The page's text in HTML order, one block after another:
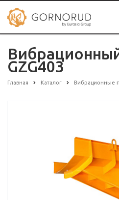
GZG403
Главная Каталог Вибрационные